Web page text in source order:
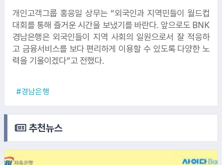
개인고객그룹 홍응일 상무는 “외국인과 지역민들이 월드컵
대회를 통해 즐거운 시간을 보냈기를 바란다. 앞으로도 BNK
경남은행은 외국인들이 지역 사회의 일원으로서 잘 적응하
고 금융서비스를 보다 편리하게 이용할 수 있도록 다양한 노
력을 기울이겠다”고 전했다.
#경남은행
추천뉴스
5.KB금융지주
2.한국조선해양
1.CJ제일제당
4.포스코이앤씨